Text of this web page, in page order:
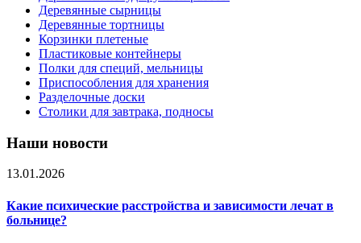
Деревянные сырницы
Деревянные тортницы
Корзинки плетеные
Пластиковые контейнеры
Полки для специй, мельницы
Приспособления для хранения
Разделочные доски
Столики для завтрака, подносы
Наши новости
13.01.2026
Какие психические расстройства и зависимости лечат в
больнице?